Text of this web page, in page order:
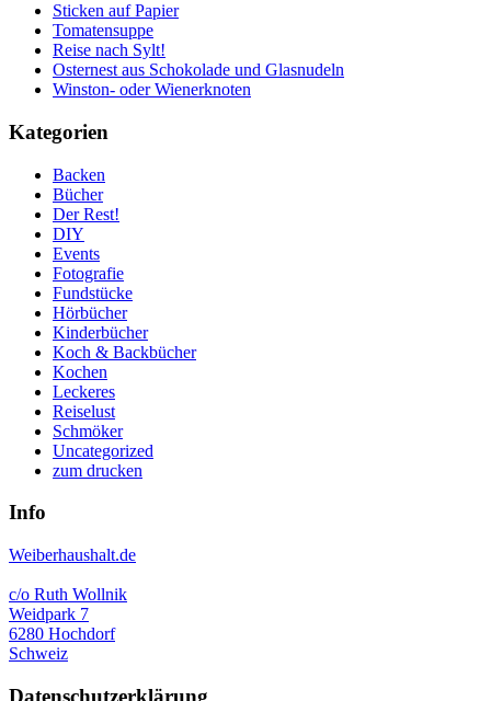
Sticken auf Papier
Tomatensuppe
Reise nach Sylt!
Osternest aus Schokolade und Glasnudeln
Winston- oder Wienerknoten
Kategorien
Backen
Bücher
Der Rest!
DIY
Events
Fotografie
Fundstücke
Hörbücher
Kinderbücher
Koch & Backbücher
Kochen
Leckeres
Reiselust
Schmöker
Uncategorized
zum drucken
Info
Weiberhaushalt.de
c/o Ruth Wollnik
Weidpark 7
6280 Hochdorf
Schweiz
Datenschutzerklärung